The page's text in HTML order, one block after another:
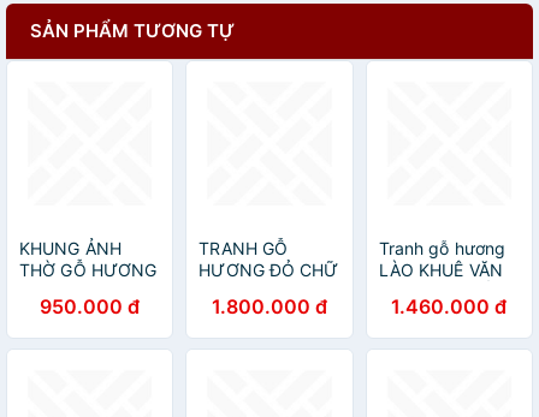
SẢN PHẨM TƯƠNG TỰ
KHUNG ẢNH
THỜ GỖ HƯƠNG
950.000 đ
TRANH GỖ
HƯƠNG ĐỎ CHỮ
tiêng Việt)
1.800.000 đ
Tranh gỗ hương
LÀO KHUÊ VĂN
QUỐC TỬ GIÁM
1.460.000 đ